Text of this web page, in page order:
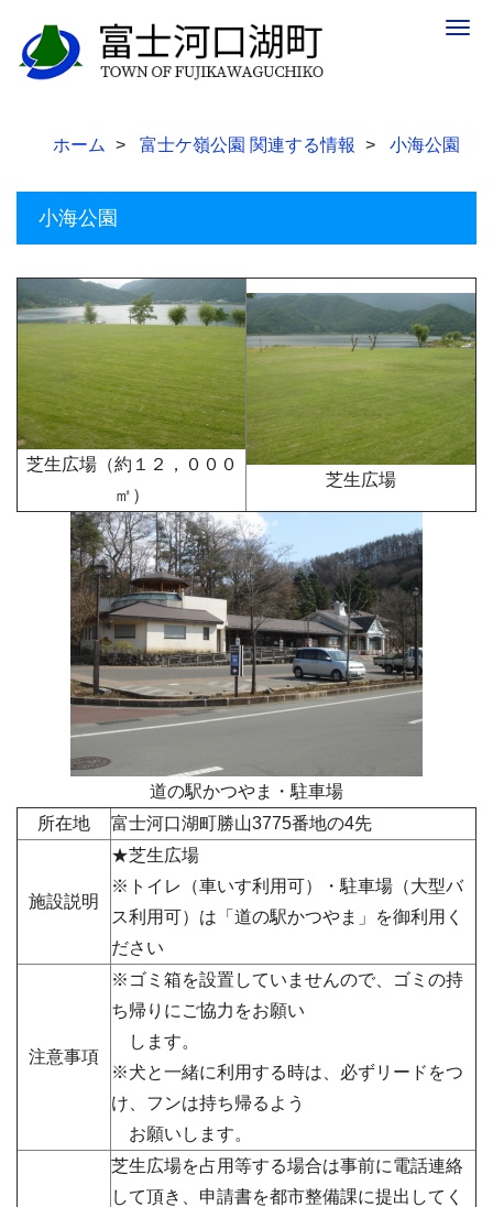
ホーム 富士ケ嶺公園 関連する情報 小海公園
小海公園
芝生広場（約１２，０００
㎡）
芝生広場
道の駅かつやま・駐車場
所在地
富士河口湖町勝山3775番地の4先
施設説明
★芝生広場
※トイレ（車いす利用可）・駐車場（大型バ
ス利用可）は「道の駅かつやま」を御利用く
ださい
注意事項
※ゴミ箱を設置していませんので、ゴミの持
ち帰りにご協力をお願い
します。
※犬と一緒に利用する時は、必ずリードをつ
け、フンは持ち帰るよう
お願いします。
芝生広場を占用等する場合は事前に電話連絡
して頂き、申請書を都市整備課に提出してく